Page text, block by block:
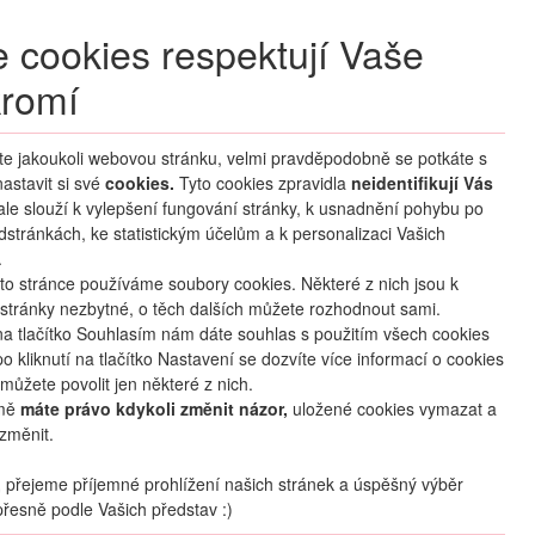
Přihlášení
cookies respektují Vaše
jakoukoli webovou stránku, velmi pravděpodobně se potkáte s
si své cookies. Tyto cookies zpravidla neidentifikují Vás
slouží k vylepšení fungování stránky, k usnadnění pohybu po
ke statistickým účelům a k personalizaci Vašich
stránce používáme soubory cookies. Některé z nich jsou k
nezbytné, o těch dalších můžete rozhodnout sami.
tlačítko Souhlasím nám dáte souhlas s použitím všech cookies
kliknutí na tlačítko Nastavení se dozvíte více informací o cookies
povolit jen některé z nich.
máte právo kdykoli změnit názor, uložené cookies vymazat a
přejeme příjemné prohlížení našich stránek a úspěšný výběr
podle Vašich představ :)
CLUB
HLEDAT ZÁJEZDY